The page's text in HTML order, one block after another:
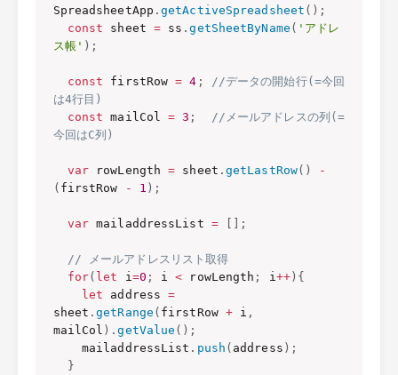
SpreadsheetApp .getActiveSpreadsheet ( ) ;
const sheet = ss .getSheetByName ( 'アドレ
ス帳' ) ;
const firstRow = 4 ;
//データの開始行(=今回
は4行目)
const mailCol = 3 ;
//メールアドレスの列(=
今回はC列)
var rowLength = sheet . getLastRow( )
-
( firstRow - 1 ) ;
var mailaddressList = ;
// メールアドレスリスト取得
for( let i =0 ; i < rowLength ; i ++) {
let address =
sheet .getRange ( firstRow + i ,
mailCol ) .getValue ( ) ;
    mailaddressList
. push ( address ) ;
}